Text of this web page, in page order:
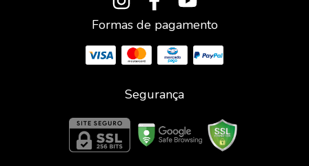
Formas de pagamento
Segurança